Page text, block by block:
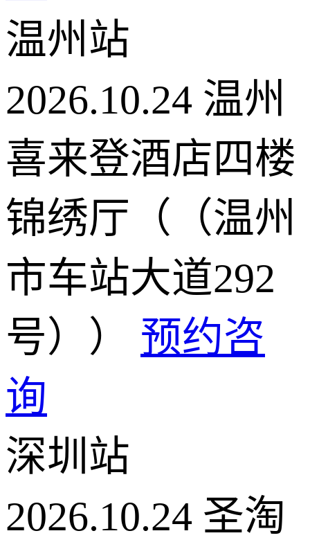
温州站
2026.10.24 温州
喜来登酒店四楼
锦绣厅（（温州
市车站大道292
号））
预约咨
询
深圳站
2026.10.24 圣淘